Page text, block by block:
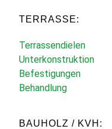
TERRASSE:
Terrassendielen
Unterkonstruktion
Befestigungen
Behandlung
BAUHOLZ / KVH: